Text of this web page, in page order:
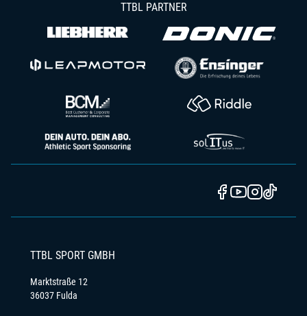
TTBL PARTNER
TTBL SPORT GMBH
Marktstraße 12
36037 Fulda